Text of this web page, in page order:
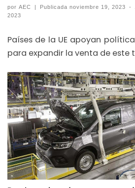
por AEC | Publicadanoviembre 19, 2023 -
2023
Países de la UE apoyan
para expandir la venta de este